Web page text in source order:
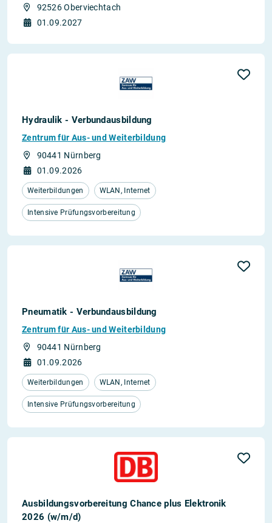
92526 Oberviechtach
01.09.2027
Hydraulik - Verbundausbildung
Zentrum für Aus- und Weiterbildung
90441 Nürnberg
01.09.2026
Weiterbildungen WLAN, Internet
Intensive Prüfungsvorbereitung
Pneumatik - Verbundausbildung
Zentrum für Aus- und Weiterbildung
90441 Nürnberg
01.09.2026
Weiterbildungen WLAN, Internet
Intensive Prüfungsvorbereitung
Ausbildungsvorbereitung Chance plus Elektronik
2026 (w/m/d)